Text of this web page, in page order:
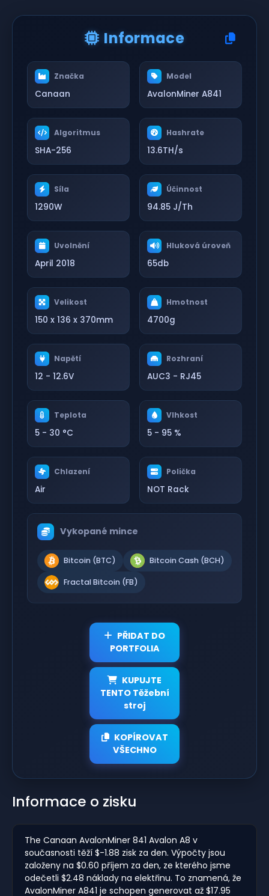
Informace
Značka
Canaan
Model
AvalonMiner A841
Algoritmus
SHA-256
Hashrate
13.6TH/s
Síla
1290W
Účinnost
94.85 J/Th
Uvolnění
April 2018
Hluková úroveň
65db
Velikost
150 x 136 x 370mm
Hmotnost
4700g
Napětí
12 - 12.6V
Rozhraní
AUC3 - RJ45
Teplota
5 - 30 °C
Vlhkost
5 - 95 %
Chlazení
Air
Polička
NOT Rack
Vykopané mince
Bitcoin (BTC) Bitcoin Cash (BCH)
Fractal Bitcoin (FB)
PŘIDAT DO
PORTFOLIA
KUPUJTE
TENTO Těžební
stroj
KOPÍROVAT
VŠECHNO
Informace o zisku
The Canaan AvalonMiner 841 Avalon A8 v
současnosti těží $-1.88 zisk za den. Výpočty jsou
založeny na $0.60 příjem za den, ze kterého jsme
odečetli $2.48 náklady na elektřinu. To znamená, že
AvalonMiner A841 je schopen generovat až $17.95